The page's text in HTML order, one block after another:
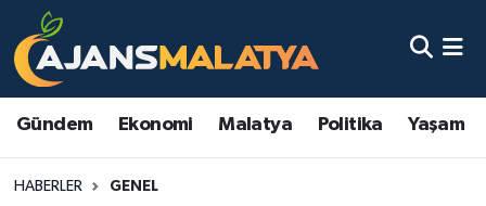
Gündem Ekonomi Malatya Politika Yaşam
HABERLER GENEL
Asayiş
Eğitim
Malatya Nöbetçi Eczaneler
Malatya Namaz Vakitleri